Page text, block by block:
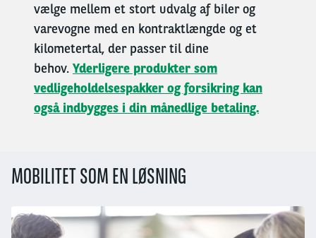
vælge mellem et stort udvalg af biler og
varevogne med en kontraktlængde og et
kilometertal, der passer til dine
behov. Yderligere produkter som
vedligeholdelsespakker og forsikring kan
også indbygges i din månedlige betaling.
MOBILITET SOM EN LØSNING